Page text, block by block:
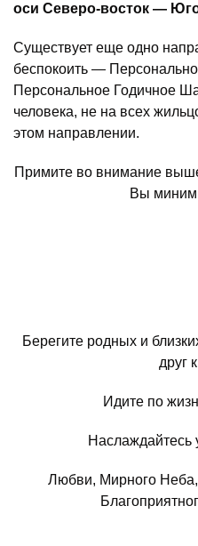
оси Северо-восток —
Существует еще одно
беспокоить —
Персональное Годичное
человека, не на всех
этом направлении.
Примите во внимание
Вы
Берегите родных и
друг
Идите по
Наслаждайтесь
Любви, Мирного